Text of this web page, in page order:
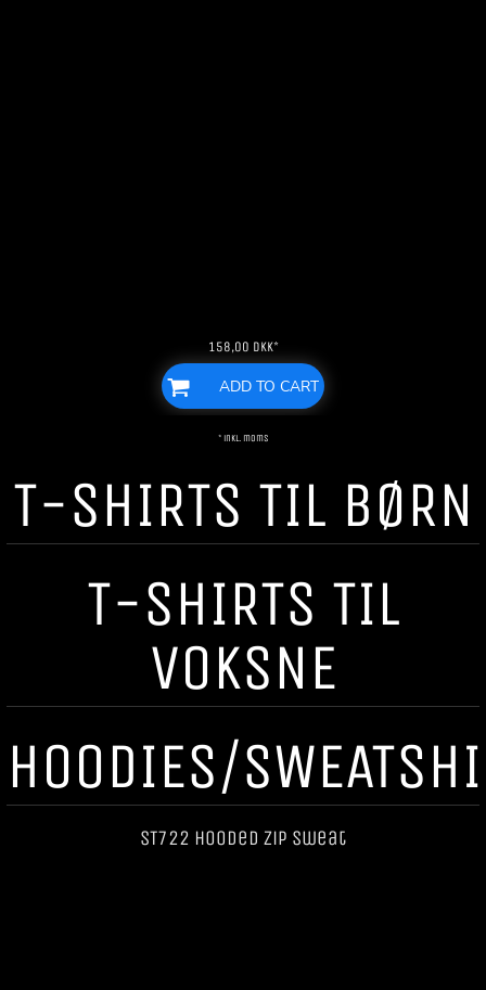
158,00 DKK*
ADD TO CART
* inkl. moms
T-SHIRTS TIL BØRN
T-SHIRTS TIL
VOKSNE
HOODIES/
ST722 Hooded Zip Sweat